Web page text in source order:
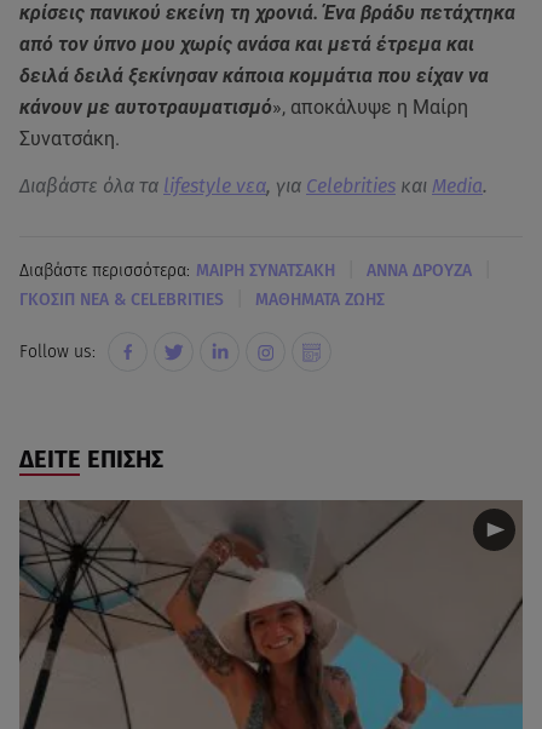
κρίσεις πανικού εκείνη τη χρονιά. Ένα βράδυ πετάχτηκα
από τον ύπνο μου χωρίς ανάσα και μετά έτρεμα και
δειλά δειλά ξεκίνησαν κάποια κομμάτια που είχαν να
κάνουν με αυτοτραυματισμό», αποκάλυψε η Μαίρη
Συνατσάκη.
Διαβάστε όλα τα lifestyle νεα, για Celebrities και Media.
Διαβάστε περισσότερα: ΜΑΙΡΗ ΣΥΝΑΤΣΑΚΗ ΑΝΝΑ ΔΡΟΥΖΑ
ΓΚΟΣΙΠ ΝΕΑ & CELEBRITIES ΜΑΘΗΜΑΤΑ ΖΩΗΣ
Follow us:
ΔΕΙΤΕ ΕΠΙΣΗΣ